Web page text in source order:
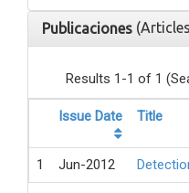
Publicaciones
Results 1-1 of 1
Issue Date Title
1 Jun-2012